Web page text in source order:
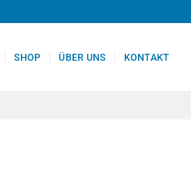
SHOP ÜBER UNS KONTAKT